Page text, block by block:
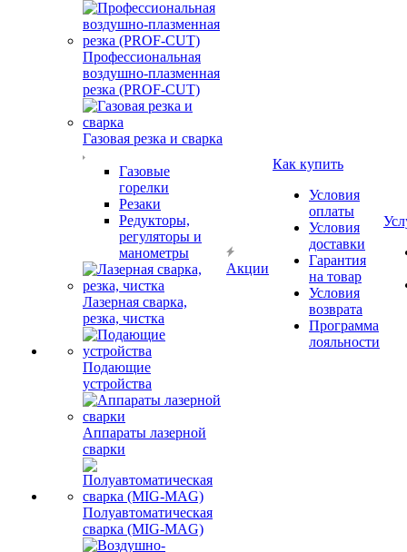
Профессиональная
воздушно-плазменная
резка (PROF-CUT)
Газовая резка и сварка
Газовые
горелки
Резаки
Редукторы,
регуляторы и
манометры
Лазерная сварка,
резка, чистка
Подающие
устройства
Аппараты лазерной
сварки
Полуавтоматическая
сварка (MIG-MAG)
Акции
Как купить
Условия
оплаты
Условия
доставки
Гарантия
на товар
Условия
возврата
Программа
лояльности